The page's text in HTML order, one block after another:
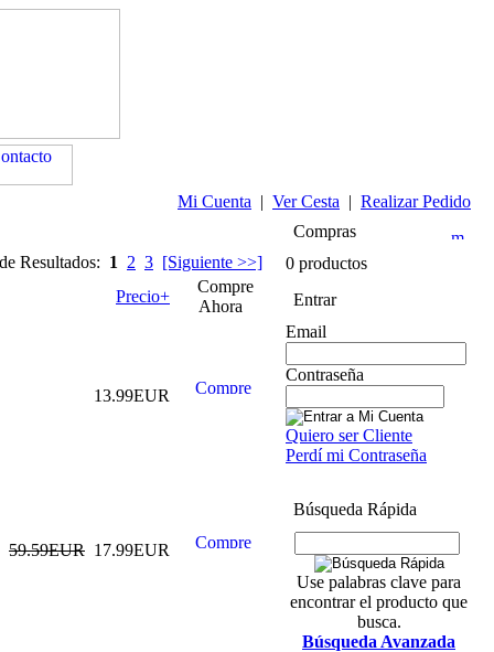
Mi Cuenta | Ver Cesta | Realizar Pedido
Resultados: 1 2 3 [Siguiente >>]
Precio+
Compre
Ahora
13.99EUR
59.59EUR 17.99EUR
Compras
0 productos
Entrar
Email
Contraseña
Quiero ser Cliente
Perdí mi Contraseña
Búsqueda Rápida
Use palabras clave para
encontrar el producto que
busca.
Búsqueda Avanzada